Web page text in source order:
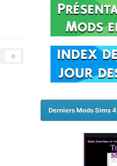
0
Derniers Mods Sims 4